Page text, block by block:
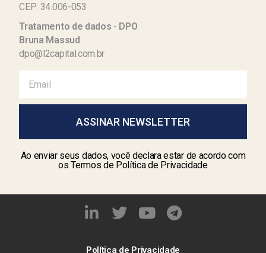
CEP: 34.006-053
Tratamento de dados - DPO
Bruna Massud
dpo@l2capital.com.br
ASSINAR NEWSLETTER
Ao enviar seus dados, você declara estar de acordo com
os Termos de Política de Privacidade
Política de Privacidade